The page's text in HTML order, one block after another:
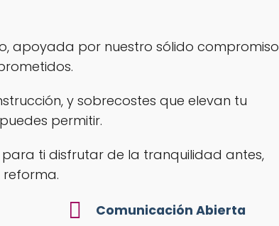
apoyada por nuestro sólido compromiso
y sobrecostes que elevan tu
permitir.
para ti disfrutar de la tranquilidad antes,
Comunicación Abierta